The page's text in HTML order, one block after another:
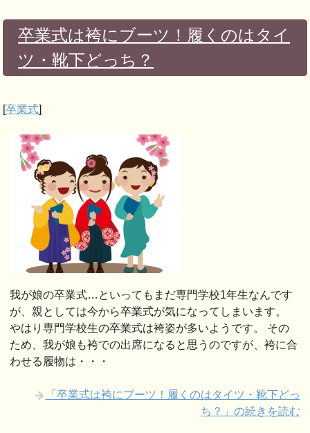
卒業式は袴にブーツ！履くのはタイ
ツ・靴下どっち？
[卒業式]
我が娘の卒業式…といってもまだ専門学校1年生なんです
が、親としては今から卒業式が気になってしまいます。
やはり専門学校生の卒業式は袴姿が多いようです。 その
ため、我が娘も袴での出席になると思うのですが、袴に合
わせる履物は・・・
「卒業式は袴にブーツ！履くのはタイツ・靴下どっ
ち？」の続きを読む